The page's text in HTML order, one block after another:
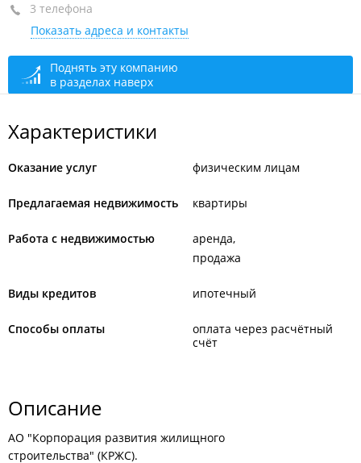
1-й этаж
+7 (423) 260-72-09
+7 (423) 260-72-10
сегодня закрыто
3 телефона
Показать адреса и контакты
Поднять эту компанию
в разделах наверх
Характеристики
Оказание услуг физическим лицам
Предлагаемая недвижимость квартиры
Работа с недвижимостью
аренда
продажа
Виды кредитов ипотечный
Способы оплаты
оплата через расчётный
счёт
Описание
АО "Корпорация развития жилищного
строительства" (КРЖС).